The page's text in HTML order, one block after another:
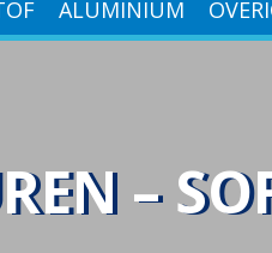
ALUMINIUM
–